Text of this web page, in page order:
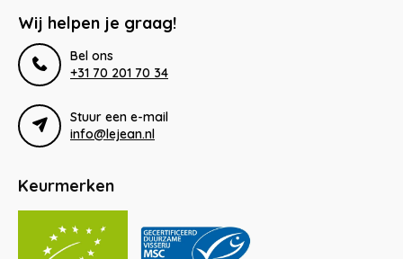
Wij helpen je graag!
Bel ons
+31 70 201 70 34
Stuur een e-mail
info@lejean.nl
Keurmerken